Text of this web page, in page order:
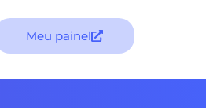
Meu painel